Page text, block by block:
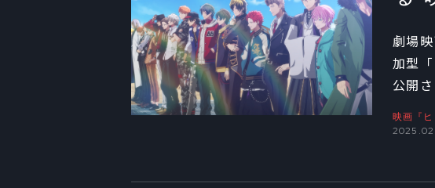
マ
ぬ
劇場
加型
公開
映画『